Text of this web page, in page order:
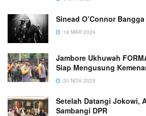
Sinead O’Connor
18 MAR 2024
Jambore Ukhuwah
Siap Mengusung
20 NOV 2025
Setelah Datangi Jokowi,
Sambangi DPR